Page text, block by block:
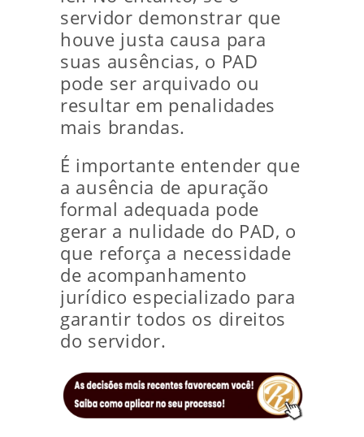
servidor demonstrar que
houve justa causa para
suas ausências, o PAD
pode ser arquivado ou
resultar em penalidades
mais brandas.
É importante entender que
a ausência de apuração
formal adequada pode
gerar a nulidade do PAD, o
que reforça a necessidade
de acompanhamento
jurídico especializado para
garantir todos os direitos
do servidor.